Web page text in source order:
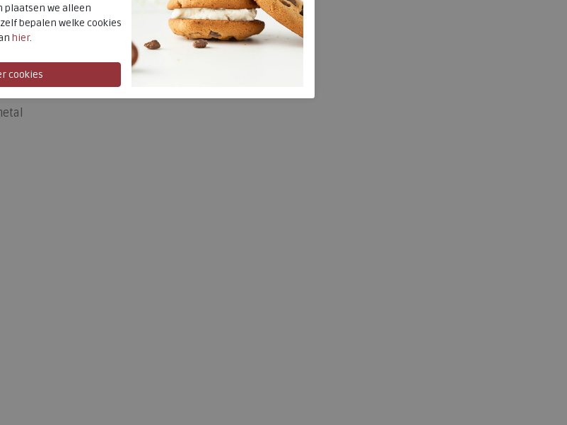
plaatsen we alleen
bepalen welke cookies
hier.